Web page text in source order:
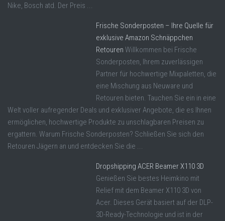
Nike, Bosch atd. Der Preis ...
Frische Sonderposten – Ihre Quelle für
exklusive Amazon Schnäppchen
Retouren Willkommen bei Frische
Sonderposten, Ihrem zuverlässigen
Partner für hochwertige Mixpaletten, die
eine Mischung aus Neuware und
Retouren bieten. Tauchen Sie ein in eine
Welt voller aufregender Deals und exklusiver Angebote, die es Ihnen
ermöglichen, hochwertige Produkte zu unschlagbaren Preisen zu
ergattern. Warum Frische Sonderposten? Schließen Sie sich den
Retouren Jägern an und entdecken Sie die ...
Dropshipping ACER Beamer X110 3D
Genießen Sie bestes Heimkino mit
Relief mit dem Beamer X110 3D von
Acer. Dieses Gerät basiert auf der DLP-
3D-Ready-Technologie und ist in der